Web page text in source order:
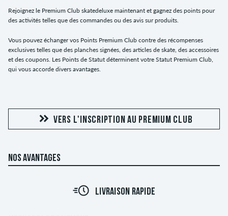
Rejoignez le Premium Club skatedeluxe maintenant et gagnez des points pour
des activités telles que des commandes ou des avis sur produits.
Vous pouvez échanger vos Points Premium Club contre des récompenses
exclusives telles que des planches signées, des articles de skate, des accessoires
et des coupons. Les Points de Statut déterminent votre Statut Premium Club,
qui vous accorde divers avantages.
VERS L'INSCRIPTION AU PREMIUM CLUB
NOS AVANTAGES
LIVRAISON RAPIDE